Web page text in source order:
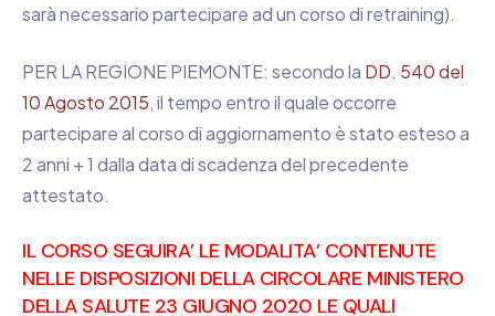
sarà necessario partecipare ad un corso di retraining).
PER LA REGIONE PIEMONTE: secondo la DD. 540 del
10 Agosto 2015, il tempo entro il quale occorre
partecipare al corso di aggiornamento è stato esteso a
2 anni + 1 dalla data di scadenza del precedente
attestato.
IL CORSO SEGUIRA’ LE MODALITA’ CONTENUTE
NELLE DISPOSIZIONI DELLA CIRCOLARE MINISTERO
DELLA SALUTE 23 GIUGNO 2020 LE QUALI